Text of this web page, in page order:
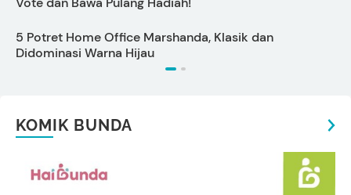
5 Potret Home Office Marshanda, Klasik dan
Didominasi Warna Hijau
KOMIK BUNDA